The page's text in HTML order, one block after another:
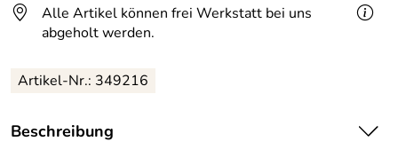
Alle Artikel können frei Werkstatt bei uns
abgeholt werden.
Artikel-Nr.: 349216
Beschreibung